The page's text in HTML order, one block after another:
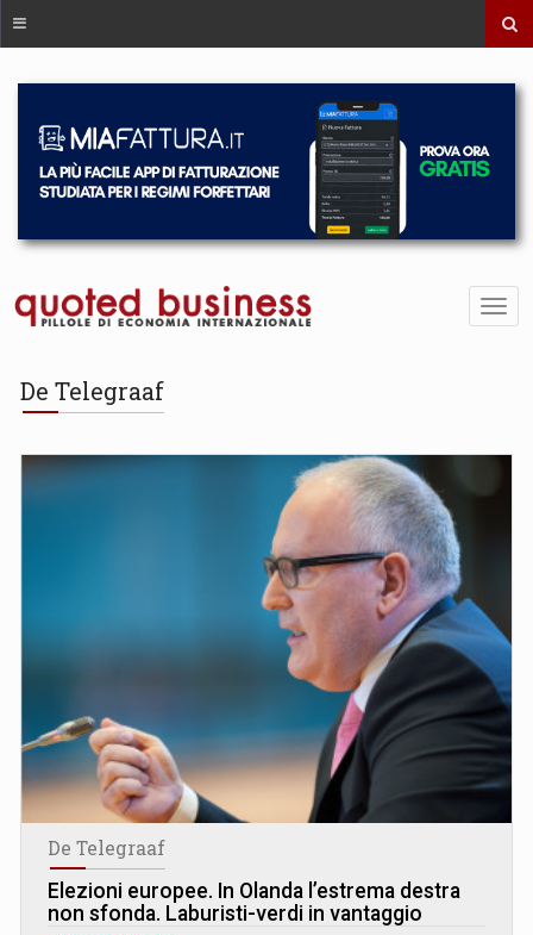
De Telegraaf
De Telegraaf
Elezioni europee. In Olanda l’estrema destra
non sfonda. Laburisti-verdi in vantaggio